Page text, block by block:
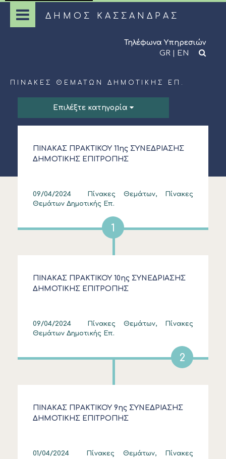
ΔΗΜΟΣ ΚΑΣΣΑΝΔΡΑΣ
Τηλέφωνα Υπηρεσιών
GR | EN
ΠΊΝΑΚΕΣ ΘΕΜΆΤΩΝ ΔΗΜΟΤΙΚΉΣ ΕΠ.
Επιλέξτε κατηγορία
ΠΙΝΑΚΑΣ ΠΡΑΚΤΙΚΟΥ 11ης ΣΥΝΕΔΡΙΑΣΗΣ
ΔΗΜΟΤΙΚΗΣ ΕΠΙΤΡΟΠΗΣ
09/04/2024
Πίνακες Θεμάτων, Πίνακες
Θεμάτων Δημοτικής Επ.
1
ΠΙΝΑΚΑΣ ΠΡΑΚΤΙΚΟΥ 10ης ΣΥΝΕΔΡΙΑΣΗΣ
ΔΗΜΟΤΙΚΗΣ ΕΠΙΤΡΟΠΗΣ
09/04/2024
Πίνακες Θεμάτων, Πίνακες
Θεμάτων Δημοτικής Επ.
2
ΠΙΝΑΚΑΣ ΠΡΑΚΤΙΚΟΥ 9ης ΣΥΝΕΔΡΙΑΣΗΣ
ΔΗΜΟΤΙΚΗΣ ΕΠΙΤΡΟΠΗΣ
01/04/2024
Πίνακες Θεμάτων, Πίνακες